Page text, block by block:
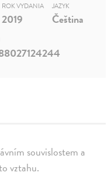
souvislostem a
vztahu.
ROK VYDANIA
2019
JAZYK
Čeština